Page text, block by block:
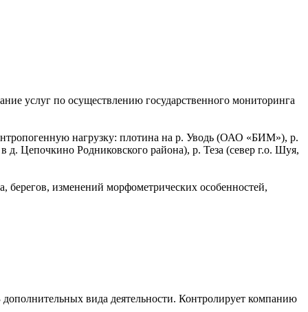
услуг по осуществлению государственного мониторинга
нагрузку: плотина на р. Уводь (ОАО «БИМ»), р.
Цепочкино Родниковского района), р. Теза (север г.о. Шуя,
берегов, изменений морфометрических особенностей,
вида деятельности. Контролирует компанию